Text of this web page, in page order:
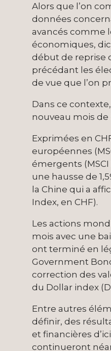
Alors que l’on
données
avancés comme
économiques,
début de reprise
précédant les
de vue que l’on
Dans ce
nouveau mois de
Exprimées en
européennes
émergents
une hausse de
la Chine qui a
Index, en CHF).
Les actions
mois avec une
ont terminé en
Government
correction des
du Dollar index
Entre autres
définir, des
et financières
continueront